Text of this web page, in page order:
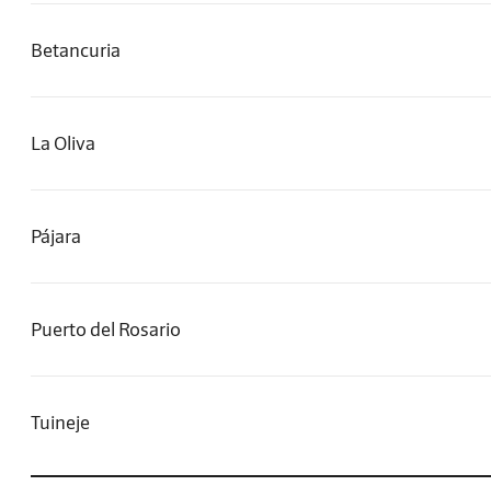
Betancuria
La Oliva
Pájara
Puerto del Rosario
Tuineje